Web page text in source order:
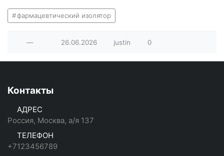
фармацевтический изолятор
— 26.06.2026 justin 0
Контакты
АДРЕС
Россия, Москва, а/я 137
ТЕЛЕФОН
+7123456789